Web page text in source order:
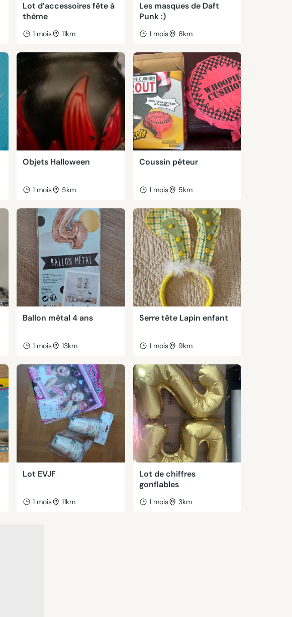
Lot d’accessoires fête à
thème
1 mois 11km
Les masques de Daft
Punk :)
1 mois 6km
Objets Halloween
1 mois 5km
Coussin péteur
1 mois 5km
Ballon métal 4 ans
1 mois 13km
Serre tête Lapin enfant
1 mois 9km
Lot EVJF
1 mois 11km
Lot de chiffres
gonflables
1 mois 3km